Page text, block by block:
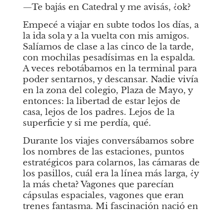
—Te bajás en Catedral y me avisás, ¿ok?
Empecé a viajar en subte todos los días, a
la ida sola y a la vuelta con mis amigos.
Salíamos de clase a las cinco de la tarde,
con mochilas pesadísimas en la espalda.
A veces rebotábamos en la terminal para
poder sentarnos, y descansar. Nadie vivía
en la zona del colegio, Plaza de Mayo, y
entonces: la libertad de estar lejos de
casa, lejos de los padres. Lejos de la
superficie y si me perdía, qué.
Durante los viajes conversábamos sobre
los nombres de las estaciones, puntos
estratégicos para colarnos, las cámaras de
los pasillos, cuál era la línea más larga, ¿y
la más cheta? Vagones que parecían
cápsulas espaciales, vagones que eran
trenes fantasma. Mi fascinación nació en